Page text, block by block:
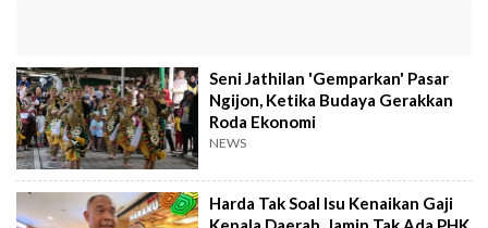
Seni Jathilan 'Gemparkan' Pasar
Ngijon, Ketika Budaya Gerakkan
Roda Ekonomi
NEWS
Harda Tak Soal Isu Kenaikan Gaji